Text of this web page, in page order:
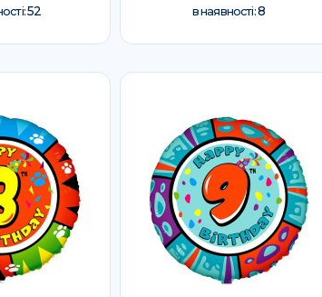
52 в наявності:8